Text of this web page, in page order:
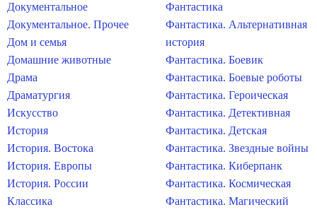
Документальное
Документальное. Прочее
Дом и семья
Домашние животные
Драма
Драматургия
Искусство
История
История. Востока
История. Европы
История. России
Классика
Фантастика
Фантастика. Альтернативная
история
Фантастика. Боевик
Фантастика. Боевые роботы
Фантастика. Героическая
Фантастика. Детективная
Фантастика. Детская
Фантастика. Звездные войны
Фантастика. Киберпанк
Фантастика. Космическая
Фантастика. Магический